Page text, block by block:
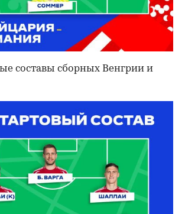
составы сборных Венгрии и